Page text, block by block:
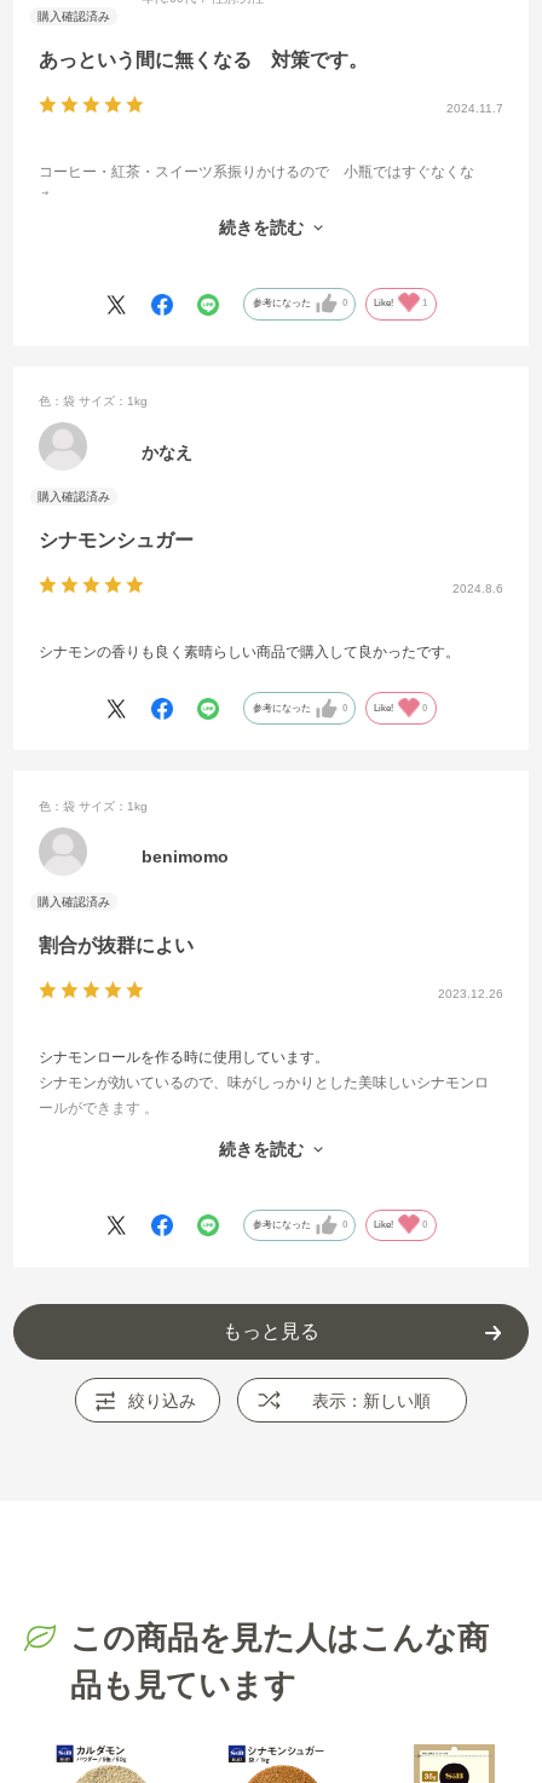
2024.11.7
あっという間に無くなる 対策です。
コーヒー・紅茶・スイーツ系振りかけるので 小瓶ではすぐなくな
る。
小袋有りますが・・・面倒なので 業務用を 購入 これならOK
続きを読む
参考になった 0 Like! 1
2024.8.6
シナモンシュガー
色：袋 サイズ：1kg
かなえ
シナモンの香りも良く素晴らしい商品で購入して良かったです。
参考になった 0 Like! 0
2023.12.26
割合が抜群によい
色：袋 サイズ：1kg
benimomo
シナモンロールを作る時に使用しています。
シナモンが効いているので、味がしっかりとした美味しいシナモンロ
ールができます 。
最後の最後まで、シナモンと砂糖の割合が変わらず使えるのは凄いと
続きを読む
参考になった 0 Like! 0
もっと見る
絞り込み 表示：新しい順
この商品を見た人はこんな商
品も見ています